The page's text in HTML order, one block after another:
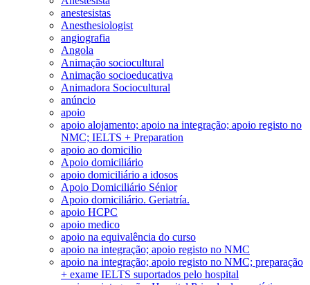
anestesistas
Anesthesiologist
angiografia
Angola
Animação sociocultural
Animação socioeducativa
Animadora Sociocultural
anúncio
apoio
apoio alojamento; apoio na integração; apoio registo no
NMC; IELTS + Preparation
apoio ao domicilio
Apoio domiciliário
apoio domiciliário a idosos
Apoio Domiciliário Sénior
Apoio domiciliário. Geriatría.
apoio HCPC
apoio medico
apoio na equivalência do curso
apoio na integração; apoio registo no NMC
apoio na integração; apoio registo no NMC; preparação
+ exame IELTS suportados pelo hospital